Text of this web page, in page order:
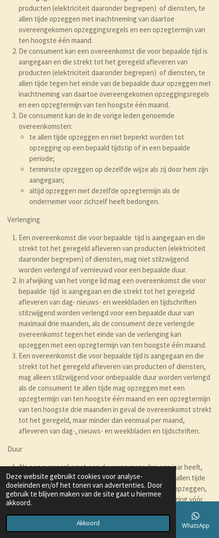
Deze website gebruikt cookies voor analyse-
doeleinden en/of het tonen van advertenties. Door
gebruik te blijven maken van de site gaat u hiermee
akkoord.
Akkoord
producten (elektriciteit daaronder begrepen) of diensten, te
allen tijde opzeggen met inachtneming van daartoe
overeengekomen opzeggingsregels en een opzegtermijn van
ten hoogste één maand.
De consument kan een overeenkomst die voor bepaalde tijd is
aangegaan en die strekt tot het geregeld afleveren van
producten (elektriciteit daaronder begrepen) of diensten, te
allen tijde tegen het einde van de bepaalde duur opzeggen met
inachtneming van daartoe overeengekomen opzeggingsregels
en een opzegtermijn van ten hoogste één maand.
De consument kan de in de vorige leden genoemde
overeenkomsten:
te allen tijde opzeggen en niet beperkt worden tot
opzegging op een bepaald tijdstip of in een bepaalde
periode;
tenminste opzeggen op dezelfde wijze als zij door hem zijn
aangegaan;
altijd opzeggen met dezelfde opzegtermijn als de
ondernemer voor zichzelf heeft bedongen.
Verlenging
Een overeenkomst die voor bepaalde tijd is aangegaan en die
strekt tot het geregeld afleveren van producten (elektriciteit
daaronder begrepen) of diensten, mag niet stilzwijgend
worden verlengd of vernieuwd voor een bepaalde duur.
In afwijking van het vorige lid mag een overeenkomst die voor
bepaalde tijd is aangegaan en die strekt tot het geregeld
afleveren van dag- nieuws- en weekbladen en tijdschriften
stilzwijgend worden verlengd voor een bepaalde duur van
maximaal drie maanden, als de consument deze verlengde
overeenkomst tegen het einde van de verlenging kan
opzeggen met een opzegtermijn van ten hoogste één maand.
Een overeenkomst die voor bepaalde tijd is aangegaan en die
strekt tot het geregeld afleveren van producten of diensten,
mag alleen stilzwijgend voor onbepaalde duur worden verlengd
als de consument te allen tijde mag opzeggen met een
opzegtermijn van ten hoogste één maand en een opzegtermijn
van ten hoogste drie maanden in geval de overeenkomst strekt
tot het geregeld, maar minder dan eenmaal per maand,
afleveren van dag-, nieuws- en weekbladen en tijdschriften.
Duur
Als een overeenkomst een duur van meer dan een jaar heeft,
mag de consument na een jaar de overeenkomst te allen tijde
met een opzegtermijn van ten hoogste een maand opzeggen,
tenzij de redelijkheid en billijkheid zich tegen opzegging vóór
Artikel 13 - Betaling
Telefoonnummer WhatsApp